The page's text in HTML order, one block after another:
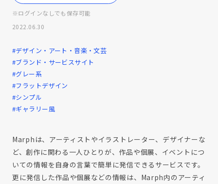
※ログインなしでも保存可能
2022.06.30
#デザイン・アート・音楽・文芸
#ブランド・サービスサイト
#グレー系
#フラットデザイン
#シンプル
#ギャラリー風
Marphは、アーティストやイラストレーター、デザイナーな
ど、創作に関わる一人ひとりが、作品や個展、イベントにつ
いての情報を自身の言葉で簡単に発信できるサービスです。
更に発信した作品や個展などの情報は、Marph内のアーティ